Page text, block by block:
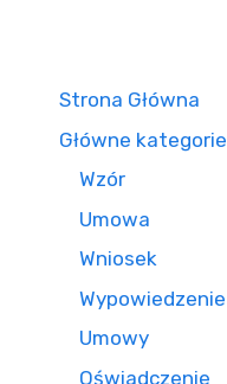
Strona Główna
Główne kategorie
Wzór
Umowa
Wniosek
Wypowiedzenie
Umowy
Oświadczenie